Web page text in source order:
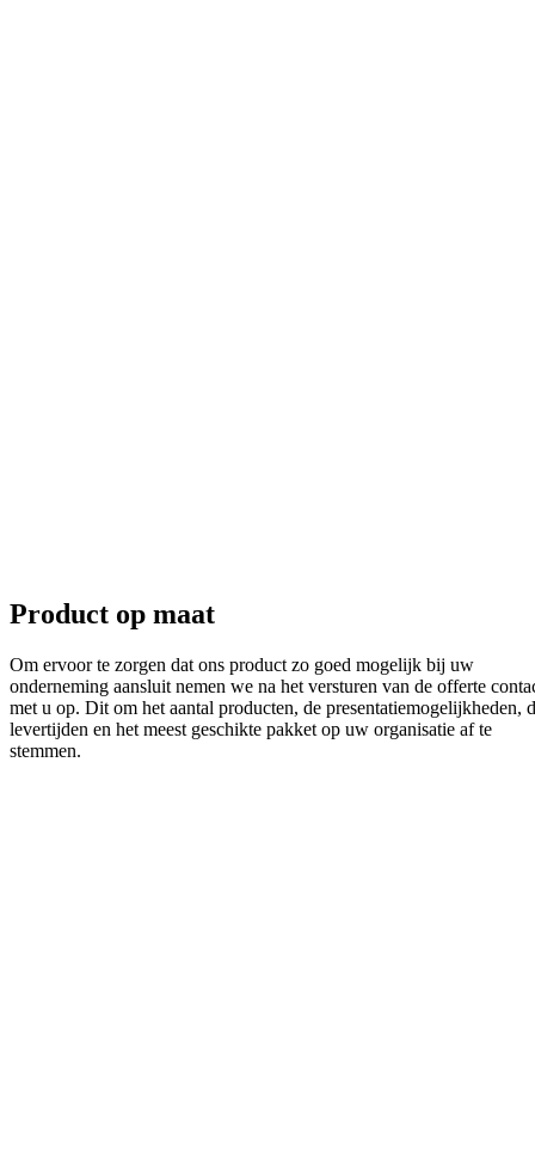
Product op maat
Om ervoor te zorgen dat ons product zo goed mogelijk bij uw
onderneming aansluit nemen we na het versturen van de offerte
met u op. Dit om het aantal producten, de presentatiemogelijkheden,
levertijden en het meest geschikte pakket op uw organisatie af te
stemmen.